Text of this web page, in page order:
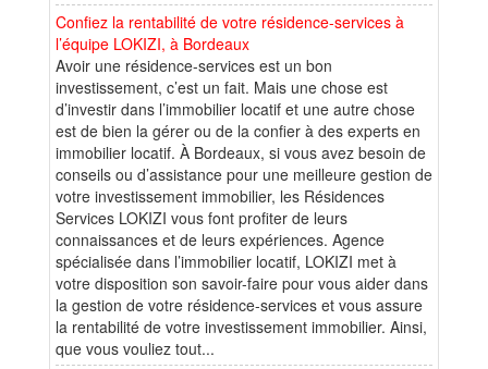
Confiez la rentabilité de votre résidence-services à
l’équipe LOKIZI, à Bordeaux
Avoir une résidence-services est un bon
investissement, c’est un fait. Mais une chose est
d’investir dans l’immobilier locatif et une autre chose
est de bien la gérer ou de la confier à des experts en
immobilier locatif. À Bordeaux, si vous avez besoin de
conseils ou d’assistance pour une meilleure gestion de
votre investissement immobilier, les Résidences
Services LOKIZI vous font profiter de leurs
connaissances et de leurs expériences. Agence
spécialisée dans l’immobilier locatif, LOKIZI met à
votre disposition son savoir-faire pour vous aider dans
la gestion de votre résidence-services et vous assure
la rentabilité de votre investissement immobilier. Ainsi,
que vous vouliez tout...